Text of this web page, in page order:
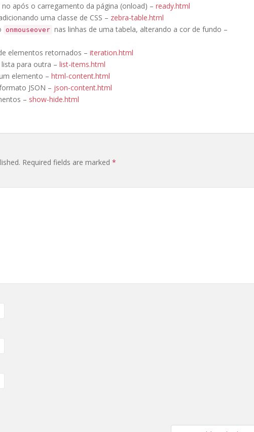
após o carregamento da página (onload) – ready.html
uma classe de CSS – zebra-table.html
onmouseover nas linhas de uma tabela, alterando a cor de fundo –
elementos retornados – iteration.html
para outra – list-items.html
elemento – html-content.html
JSON – json-content.html
– show-hide.html
Required fields are marked *